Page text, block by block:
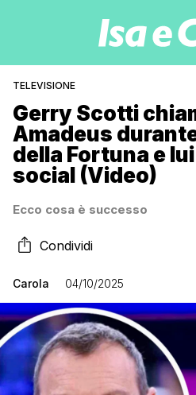
TELEVISIONE
Gerry Scotti
Amadeus
della Fortuna e
social (Video)
Ecco cosa è successo
Condividi
Carola 04/10/2025